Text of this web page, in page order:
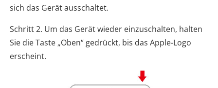
sich das Gerät ausschaltet.
Schritt 2. Um das Gerät wieder einzuschalten, halten
Sie die Taste „Oben“ gedrückt, bis das Apple-Logo
erscheint.